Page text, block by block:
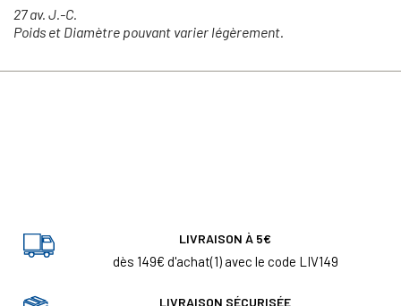
27 av. J.-C.
Poids et Diamètre pouvant varier légèrement.
LIVRAISON À 5€
dès 149€ d'achat(1) avec le code LIV149
LIVRAISON SÉCURISÉE